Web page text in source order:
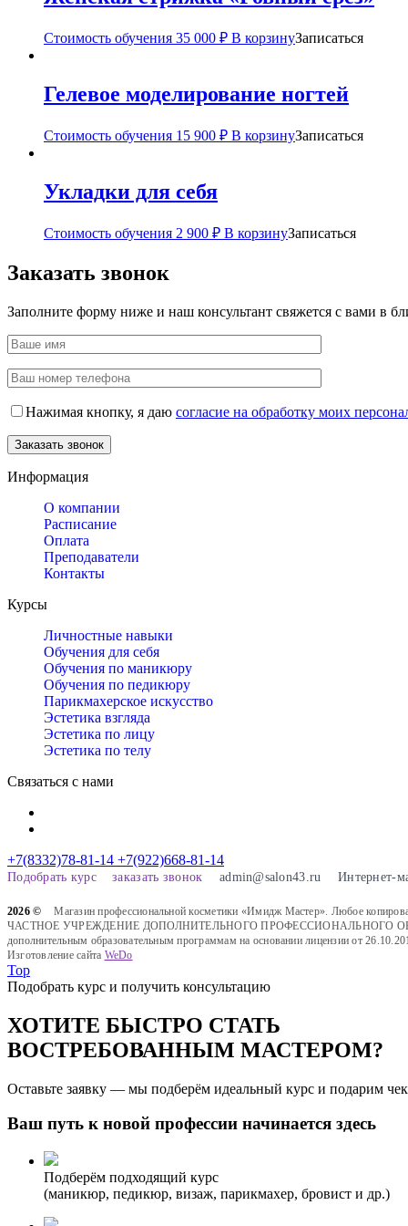
Стоимость обучения 35 000 ₽ В корзинуЗаписаться
Гелевое моделирование ногтей
Стоимость обучения 15 900 ₽ В корзинуЗаписаться
Укладки для себя
Стоимость обучения 2 900 ₽ В корзинуЗаписаться
Заказать звонок
Заполните форму ниже и наш консультант свяжется с вами в
Нажимая кнопку, я даю согласие на обработку моих
Информация
О компании
Расписание
Оплата
Преподаватели
Контакты
Курсы
Личностные навыки
Обучения для себя
Обучения по маникюру
Обучения по педикюру
Парикмахерское искусство
Эстетика взгляда
Эстетика по лицу
Эстетика по телу
Связаться с нами
+7(8332)78-81-14 +7(922)668-81-14
Подобрать курс заказать звонок admin@salon43.ru Интернет-
2026 ©
Магазин профессиональной косметики «Имидж Мастер». Любое
ЧАСТНОЕ УЧРЕЖДЕНИЕ ДОПОЛНИТЕЛЬНОГО ПРОФЕССИОНАЛЬНОГО
дополнительным образовательным программам на основании лицензии от
Изготовление сайта WeDo
Top
Подобрать курс и получить консультацию
ХОТИТЕ БЫСТРО СТАТЬ
ВОСТРЕБОВАННЫМ МАСТЕРОМ?
Оставьте заявку — мы подберём идеальный курс и подарим
Ваш путь к новой профессии начинается здесь
Подберём подходящий курс
(маникюр, педикюр, визаж, парикмахер, бровист и др.)